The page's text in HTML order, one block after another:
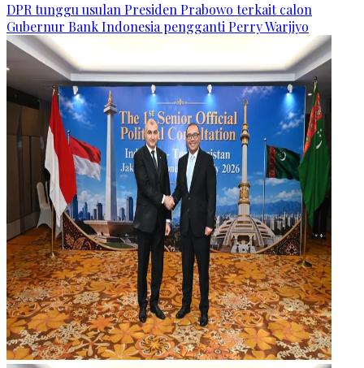
DPR tunggu usulan Presiden Prabowo terkait calon
Gubernur Bank Indonesia pengganti Perry Warjiyo